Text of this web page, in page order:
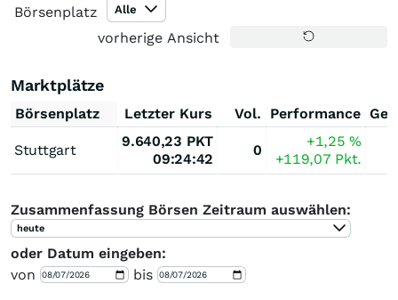
Börsenplatz Alle
vorherige Ansicht
Marktplätze
Börsenplatz Letzter Kurs Vol. Performance
Stuttgart
9.640,23 PKT
09:24:42
0
+1,25%
+119,07 Pkt.
Zusammenfassung Börsen Zeitraum auswählen:
heute
oder Datum eingeben:
von
bis